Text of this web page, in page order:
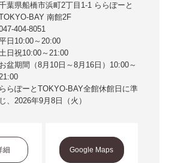
葉県船橋市浜町2丁目1-1 ららぽーと
BAY 南館2F
404-8051
日10:00～20:00
日祝10:00～21:00
お盆期間（8月10日～8月16日）10:00～
ららぽーとTOKYO-BAY全館休館日に準
じ、2026年9月8日（火）
細 Google Maps